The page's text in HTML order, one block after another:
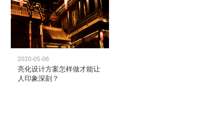
2020-05-06
亮化设计方案怎样做才能让
人印象深刻？